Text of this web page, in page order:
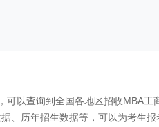
可以查询到全国各地区招收MBA
、历年招生数据等，可以为考生报